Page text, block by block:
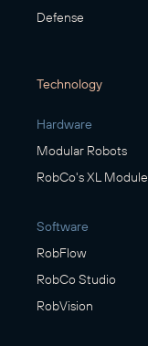
Defense
Technology
Hardware
Modular Robots
RobCo's XL Module
Software
RobFlow
RobCo Studio
RobVision